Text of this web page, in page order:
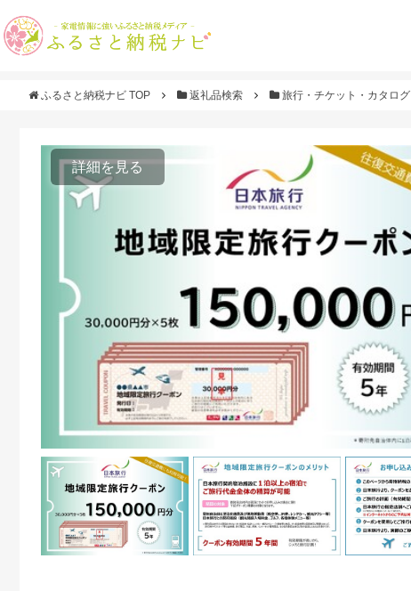
ふるさと納税ナビ TOP 返礼品検索 旅行・チケット・カタログ
詳細を見る